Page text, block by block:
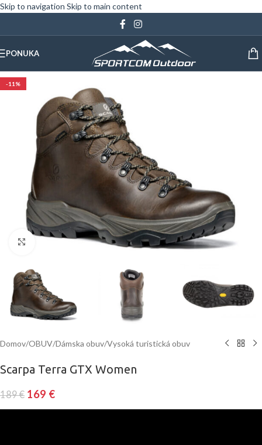
Skip to navigation Skip to main content
PONUKA
-11%
Klinite pre zväčšenie
Domov/OBUV/Dámska obuv/Vysoká turistická obuv
Scarpa Terra GTX Women
189€ 169 €